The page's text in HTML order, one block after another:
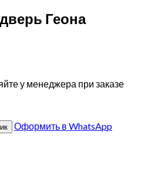
Геона
у менеджера при заказе
Оформить в WhatsApp